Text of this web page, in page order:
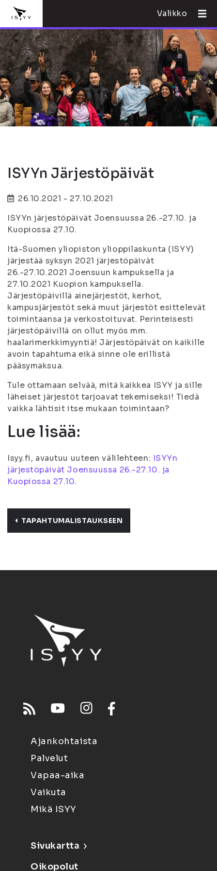
Valikko
ISYYn Järjestöpäivät
26.10.2021 - 27.10.2021
ISYYn järjestöpäivät Joensuussa 26.-27.10. ja
Kuopiossa 27.10.
Itä-Suomen yliopiston ylioppilaskunta (ISYY)
järjestää syksyn 2021 järjestöpäivät
26.-27.10.2021 Joensuun kampuksella ja
27.10.2021 Kuopion kampuksella.
Järjestöpäivillä ainejärjestöt, kerhot,
kampusjärjestöt sekä muut järjestöt esittelevät
toimintaansa ja verkostoituvat. Perinteisesti
järjestöpäivillä on ollut myös mm.
haalarimerkkimyyntiä! Järjestöpäivät on kaikille
avoin tapahtuma eikä sinne ole erillistä
pääsymaksua.
Tule ottamaan selvää, mitä kaikkea ISYY ja sille
läheiset järjestöt tarjoavat tekemiseksi! Tiedä
vaikka lähtisit itse mukaan toimintaan?
Lue lisää:
Isyy.fi, avautuu uuteen välilehteen: ISYYn
järjestöpäivät Joensuussa 26.-27.10. ja
Kuopiossa 27.10.
TAPAHTUMALISTAUKSEEN
Ajankohtaista
Palvelut
Vapaa-aika
Vaikuta
Mikä ISYY
Sivukartta
Oikopolut